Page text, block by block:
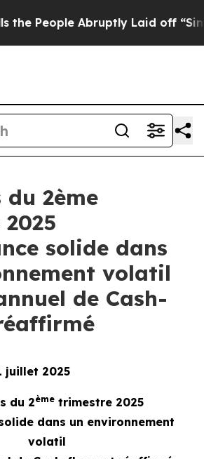
Laid off “Simply a Math
du 2ème
solide dans
volatil
de Cash-
juillet 2025
du 2èmetrimestre 2025
dans un environnement
volatil